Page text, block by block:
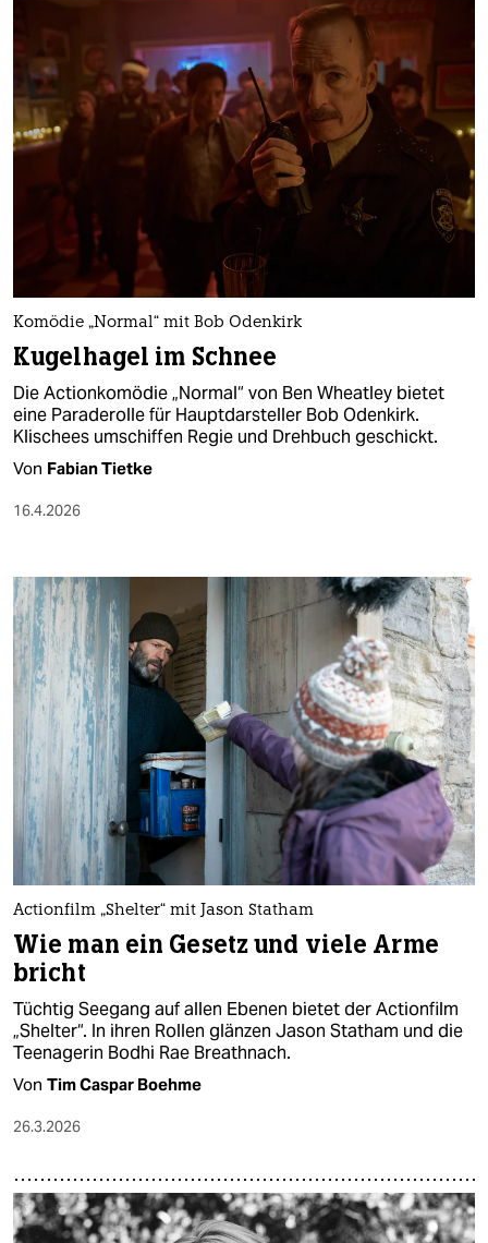
Komödie „Normal“ mit Bob Odenkirk
Kugelhagel im Schnee
Die Actionkomödie „Normal“ von Ben Wheatley bietet
eine Paraderolle für Hauptdarsteller Bob Odenkirk.
Klischees umschiffen Regie und Drehbuch geschickt.
Von Fabian Tietke
16.4.2026
Actionfilm „Shelter“ mit Jason Statham
Wie man ein Gesetz und viele Arme
bricht
Tüchtig Seegang auf allen Ebenen bietet der Actionfilm
„Shelter“. In ihren Rollen glänzen Jason Statham und die
Teenagerin Bodhi Rae Breathnach.
Von Tim Caspar Boehme
26.3.2026